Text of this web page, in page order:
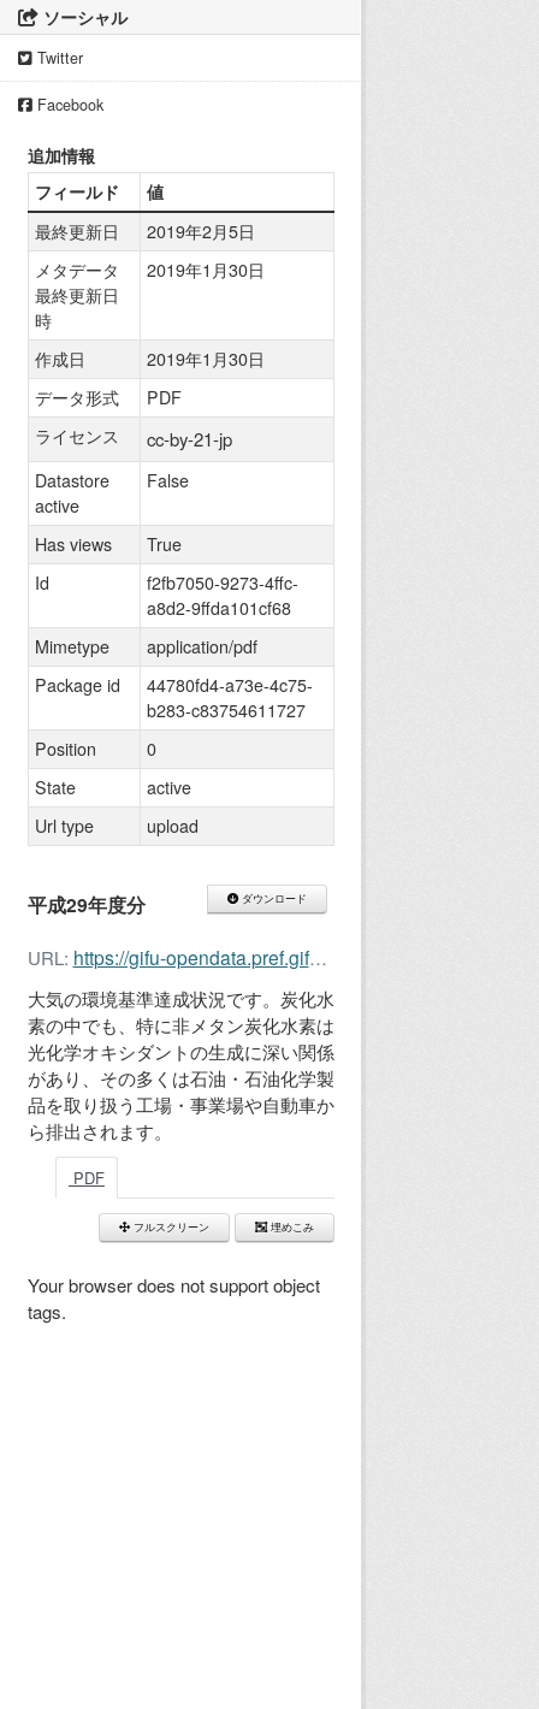
ダウンロード
平成29年度分
URL: https://gifu-opendata.pref.gifu.lg.jp/dataset/44780fd4-a73e-4c75-b283-c83754611727/resource/f2fb7050-9273-4ffc-a8d2-9ffda101cf68/download/29ch4.pdf
大気の環境基準達成状況です。炭化水
素の中でも、特に非メタン炭化水素は
光化学オキシダントの生成に深い関係
があり、その多くは石油・石油化学製
品を取り扱う工場・事業場や自動車か
ら排出されます。
PDF
フルスクリーン 埋めこみ
Your browser does not support object
tags.
ソーシャル
Twitter
Facebook
追加情報
フィールド
値
最終更新日
2019年2月5日
メタデータ
最終更新日
時
2019年1月30日
作成日
2019年1月30日
データ形式
PDF
ライセンス
cc-by-21-jp
Datastore
active
False
Has views
True
Id
f2fb7050-9273-4ffc-
a8d2-9ffda101cf68
Mimetype
application/pdf
Package id
44780fd4-a73e-4c75-
b283-c83754611727
Position
0
State
active
Url type
upload